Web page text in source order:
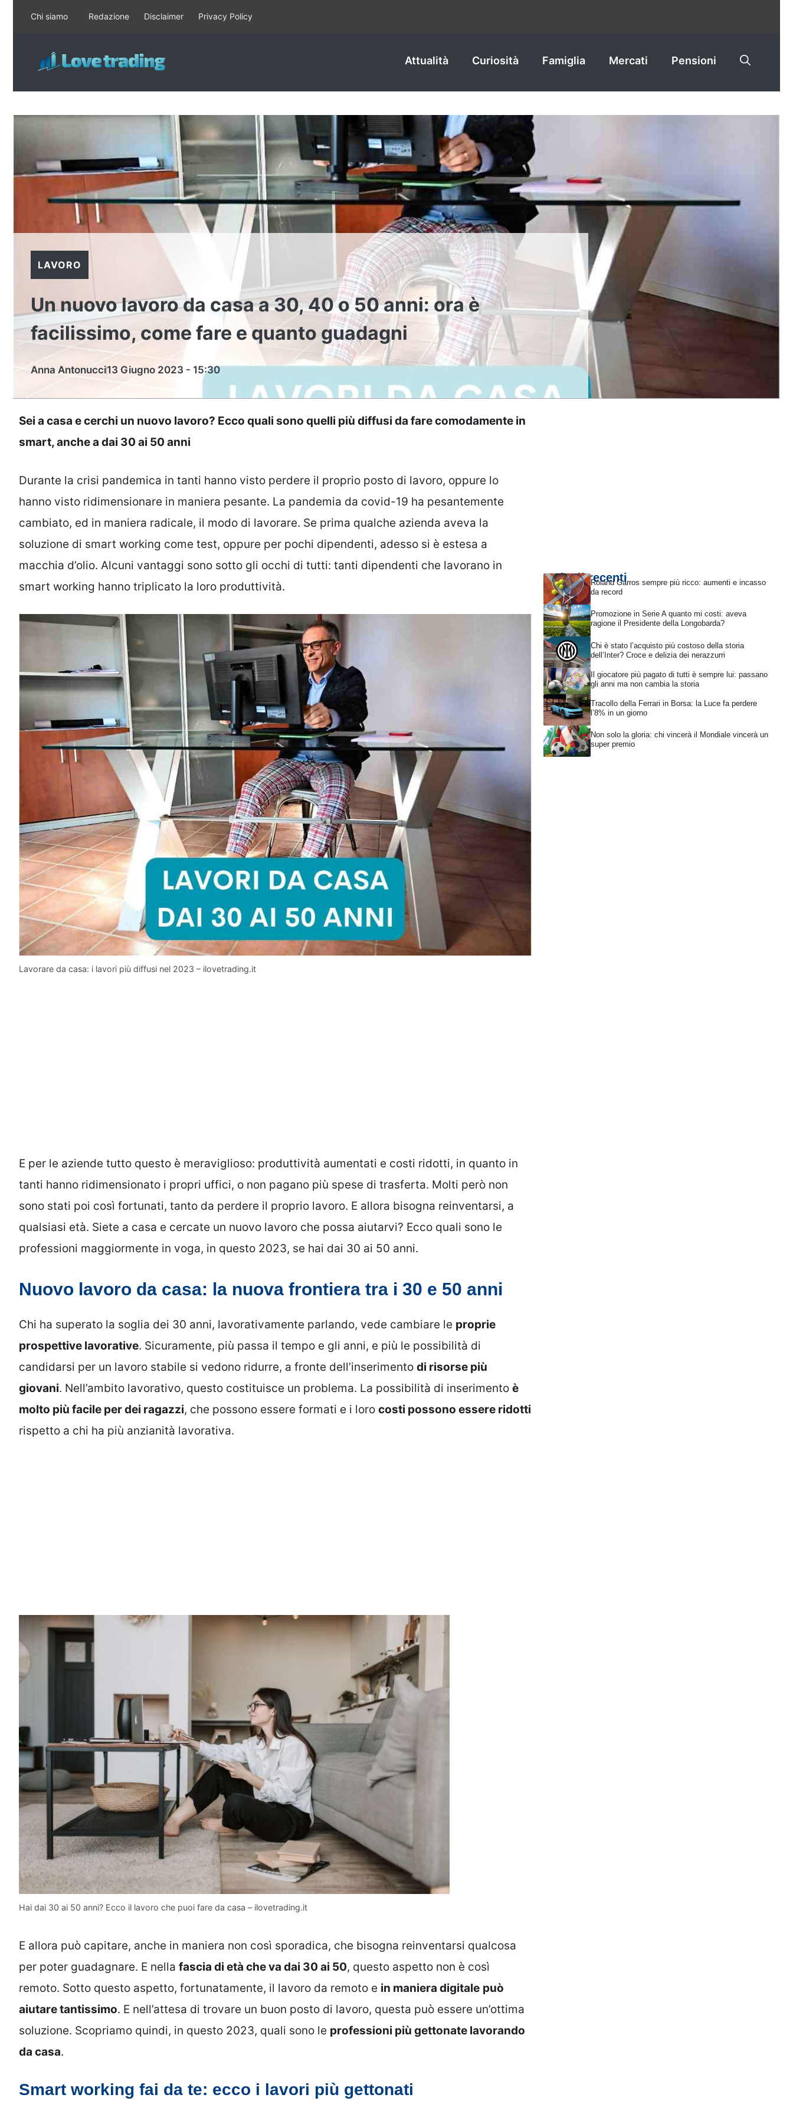
contenuto
Chi siamo Redazione Disclaimer Privacy Policy
Attualità Curiosità Famiglia Mercati Pensioni
LAVORO
Un nuovo lavoro da casa a 30, 40 o 50 anni: ora è
facilissimo, come fare e quanto guadagni
Anna Antonucci13 Giugno 2023 - 15:30
Sei a casa e cerchi un nuovo lavoro? Ecco quali sono quelli più diffusi da fare comodamente in
smart, anche a dai 30 ai 50 anni
Durante la crisi pandemica in tanti hanno visto perdere il proprio posto di lavoro, oppure lo
hanno visto ridimensionare in maniera pesante. La pandemia da covid-19 ha pesantemente
cambiato, ed in maniera radicale, il modo di lavorare. Se prima qualche azienda aveva la
soluzione di smart working come test, oppure per pochi dipendenti, adesso si è estesa a
macchia d’olio. Alcuni vantaggi sono sotto gli occhi di tutti: tanti dipendenti che lavorano in
smart working hanno triplicato la loro produttività.
Lavorare da casa: i lavori più diffusi nel 2023 – ilovetrading.it
E per le aziende tutto questo è meraviglioso: produttività aumentati e costi ridotti, in quanto in
tanti hanno ridimensionato i propri uffici, o non pagano più spese di trasferta. Molti però non
sono stati poi così fortunati, tanto da perdere il proprio lavoro. E allora bisogna reinventarsi, a
qualsiasi età. Siete a casa e cercate un nuovo lavoro che possa aiutarvi? Ecco quali sono le
professioni maggiormente in voga, in questo 2023, se hai dai 30 ai 50 anni.
Nuovo lavoro da casa: la nuova frontiera tra i 30 e 50 anni
Chi ha superato la soglia dei 30 anni, lavorativamente parlando, vede cambiare le proprie
prospettive lavorative. Sicuramente, più passa il tempo e gli anni, e più le possibilità di
candidarsi per un lavoro stabile si vedono ridurre, a fronte dell’inserimento di risorse più
giovani. Nell’ambito lavorativo, questo costituisce un problema. La possibilità di inserimento è
molto più facile per dei ragazzi, che possono essere formati e i loro costi possono essere ridotti
rispetto a chi ha più anzianità lavorativa.
Hai dai 30 ai 50 anni? Ecco il lavoro che puoi fare da casa – ilovetrading.it
E allora può capitare, anche in maniera non così sporadica, che bisogna reinventarsi qualcosa
per poter guadagnare. E nella fascia di età che va dai 30 ai 50, questo aspetto non è così
remoto. Sotto questo aspetto, fortunatamente, il lavoro da remoto e in maniera digitale può
aiutare tantissimo. E nell’attesa di trovare un buon posto di lavoro, questa può essere un’ottima
soluzione. Scopriamo quindi, in questo 2023, quali sono le professioni più gettonate lavorando
da casa.
Smart working fai da te: ecco i lavori più gettonati
Articoli recentiRoland Garros sempre più ricco: aumenti e incasso
da record
Promozione in Serie A quanto mi costi: aveva
ragione il Presidente della Longobarda?
Chi è stato l’acquisto più costoso della storia
dell’Inter? Croce e delizia dei nerazzurri
Il giocatore più pagato di tutti è sempre lui: passano
gli anni ma non cambia la storia
Tracollo della Ferrari in Borsa: la Luce fa perdere
l’8% in un giorno
Non solo la gloria: chi vincerà il Mondiale vincerà un
super premio